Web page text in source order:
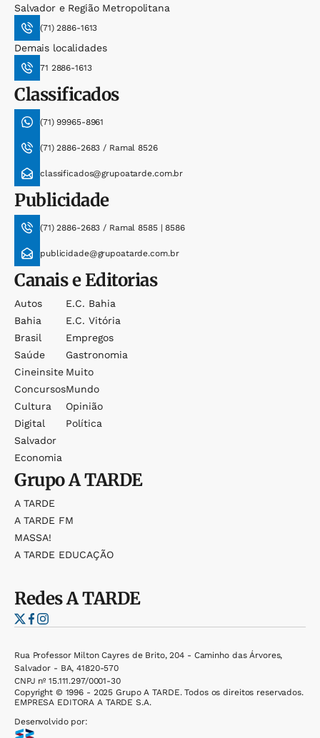
Salvador e Região Metropolitana
(71) 2886-1613
Demais localidades
71 2886-1613
Classificados
(71) 99965-8961
(71) 2886-2683 / Ramal 8526
classificados@grupoatarde.com.br
Publicidade
(71) 2886-2683 / Ramal 8585 | 8586
publicidade@grupoatarde.com.br
Canais e Editorias
Autos
Bahia
Brasil
Saúde
Cineinsite
Concursos
Cultura
Digital
Salvador
Economia
E.c. Bahia
E.c. Vitória
Empregos
Gastronomia
Muito
Mundo
Opinião
Política
GrupoA TARDE
A TARDE
A TARDE FM
MASSA!
A TARDE EDUCAÇÃO
RedesA TARDE
Rua Professor Milton Cayres de Brito, 204 - Caminho das Árvores,
Salvador - BA, 41820-570
CNPJ nº 15.111.297/0001-30
Copyright © 1996 - 2025 Grupo A TARDE. Todos os direitos reservados.
EMPRESA EDITORA A TARDE S.A.
Desenvolvido por: